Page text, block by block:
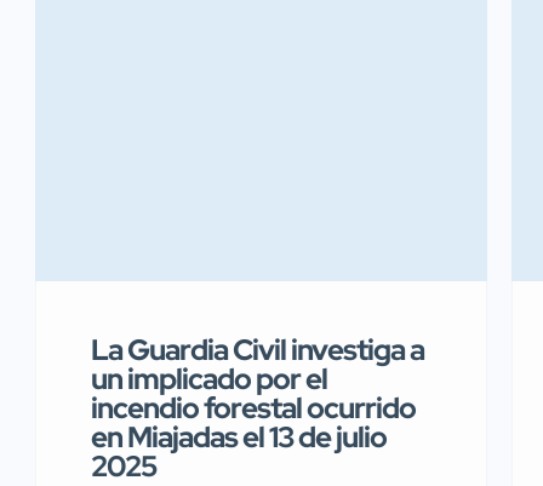
La Guardia Civil investiga a
un implicado por el
incendio forestal ocurrido
en Miajadas el 13 de julio
2025